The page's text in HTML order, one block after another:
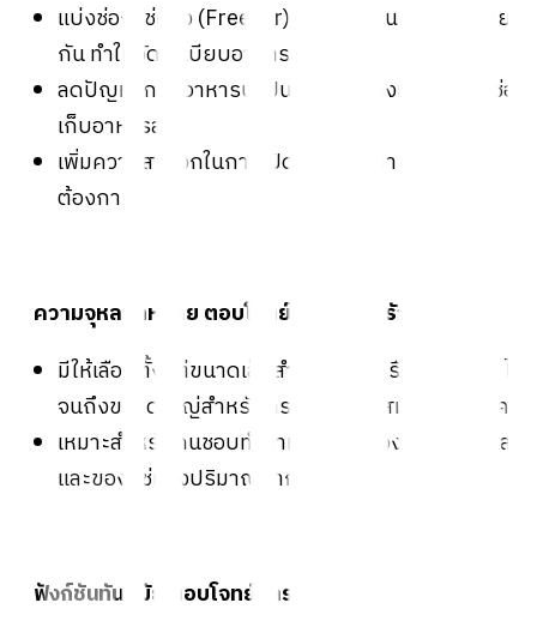
แบ่งช่องแช่แข็ง (Freezer) และช่องเย็น (Fridge) แยก
กัน ทำให้จัดระเบียบอาหารได้ง่าย
ลดปัญหากลิ่นอาหารปะปนระหว่างช่องแช่แข็งและช่อง
เก็บอาหารสด
เพิ่มความสะดวกในการเปิดใช้งานเฉพาะช่องที่
ต้องการ
2. ความจุหลากหลาย ตอบโจทย์ทุกครอบครัว
มีให้เลือกตั้งแต่ขนาดเล็กสำหรับบ้านหรือคอนโด ไป
จนถึงขนาดใหญ่สำหรับครอบครัวที่มีสมาชิกหลายคน
เหมาะสำหรับคนชอบทำอาหาร ที่ต้องเก็บทั้งของสด
และของแช่แข็งปริมาณมาก
3. ฟังก์ชันทันสมัย ตอบโจทย์การใช้งาน